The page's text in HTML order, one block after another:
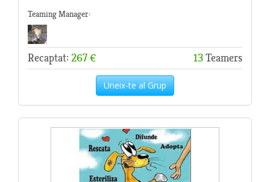
Teaming Manager:
Recaptat: 267 € 13Teamers
Uneix-te al Grup